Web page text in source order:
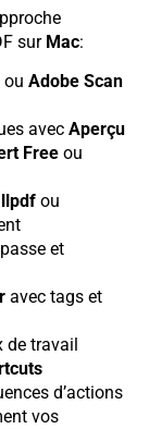
sur Mac:
ou Adobe Scan
avec Aperçu
Free ou
ou
et
avec tags et
de travail
d’actions
vos